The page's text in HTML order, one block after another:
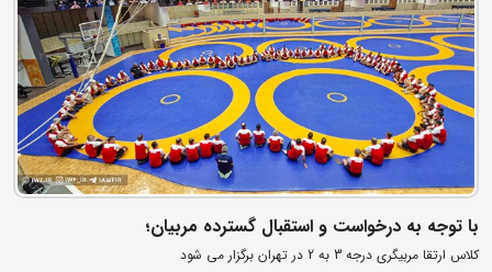
با توجه به درخواست و استقبال گسترده مربیان؛
کلاس ارتقا مربیگری درجه 3 به 2 در تهران برگزار می شود